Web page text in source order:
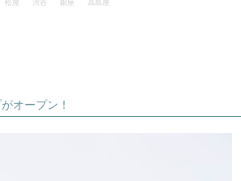
松屋 渋谷 銀座 髙島屋
オープン！